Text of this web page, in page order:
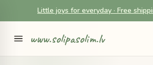
Little joys for everyday · Free
www.solipasolim.lv